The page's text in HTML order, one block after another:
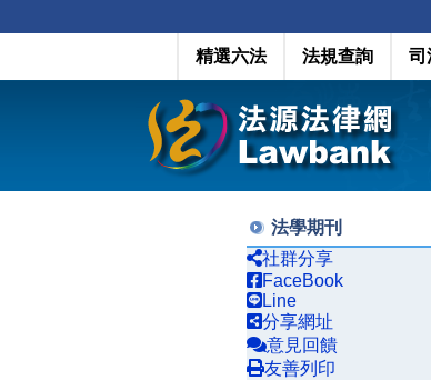
精選六法 法規查詢 司
法學期刊
社群分享
FaceBook
Line
分享網址
意見回饋
友善列印